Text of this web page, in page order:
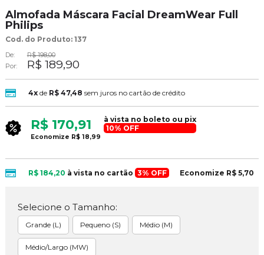
Almofada Máscara Facial DreamWear Full
Philips
Cod. do Produto: 137
De:
R$ 198,00
Por:
R$ 189,90
4xde R$ 47,48 sem juros no cartão de crédito
R$ 170,91
à vista no boleto ou pix
10% OFF
Economize R$ 18,99
R$ 184,20 à vista no cartão 3% OFF Economize R$ 5,70
Selecione o Tamanho:
Grande (L) Pequeno (S) Médio (M)
Médio/Largo (MW)